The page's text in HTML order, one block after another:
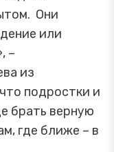
Они
или
–
из
подростки и
брать верную
где ближе – в